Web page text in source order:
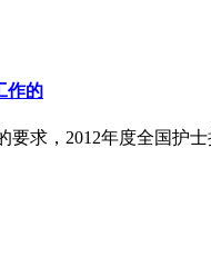
作的
求，2012年度全国护